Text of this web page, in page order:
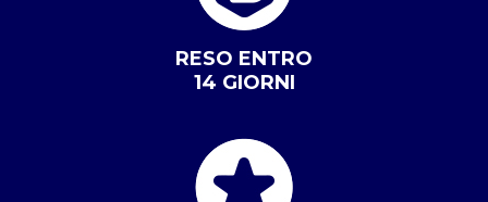
RESO ENTRO
14 GIORNI